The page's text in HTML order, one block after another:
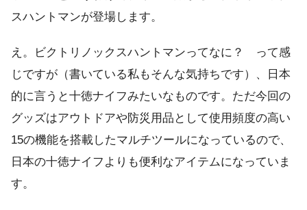
スハントマンが登場します。
え。ビクトリノックスハントマンってなに？ って感
じですが（書いている私もそんな気持ちです）、日本
的に言うと十徳ナイフみたいなものです。ただ今回の
グッズはアウトドアや防災用品として使用頻度の高い
15の機能を搭載したマルチツールになっているので、
日本の十徳ナイフよりも便利なアイテムになっていま
す。